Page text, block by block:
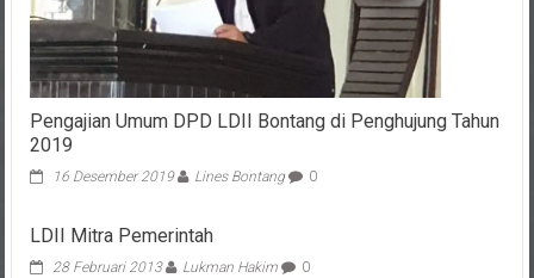
Pengajian Umum DPD LDII Bontang di Penghujung Tahun
2019
16 Desember 2019 Lines Bontang 0
LDII Mitra Pemerintah
28 Februari 2013 Lukman Hakim 0